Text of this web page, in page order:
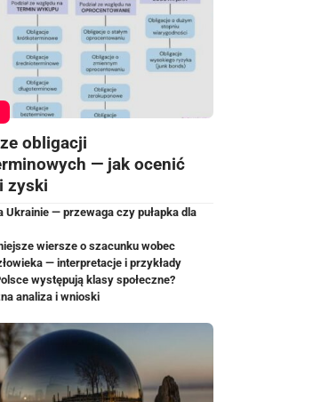
obligacji
— jak ocenić
zyski
Ukrainie — przewaga czy pułapka dla
wiersze o szacunku wobec
— interpretacje i przykłady
występują klasy społeczne?
analiza i wnioski